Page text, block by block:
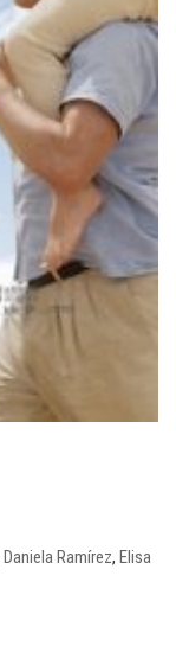
Daniela Ramírez, Elisa